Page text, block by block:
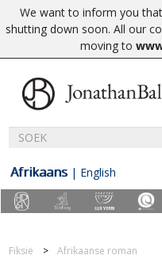
We want to inform you
shutting down soon. All our
moving to
Afrikaans | English
Fiksie Afrikaanse roman